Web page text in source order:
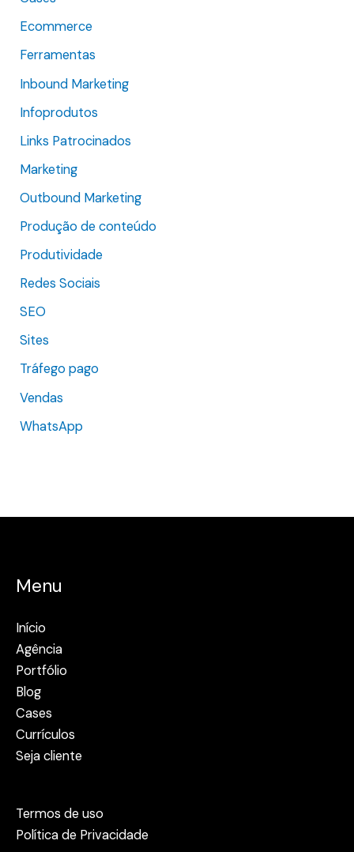
r
p
o
Ecommerce
Ferramentas
Inbound Marketing
Infoprodutos
Links Patrocinados
Marketing
Outbound Marketing
Produção de conteúdo
Produtividade
Redes Sociais
SEO
Sites
Tráfego pago
Vendas
WhatsApp
Menu
Início
Agência
Portfólio
Blog
Cases
Currículos
Seja cliente
Termos de uso
Política de Privacidade